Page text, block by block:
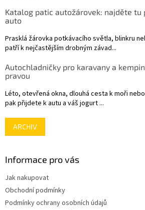
Katalog patic autožárovek: najděte tu
auto
Prasklá žárovka potkávacího světla, blinkru
patří k nejčastějším drobným závad...
Autochladničky pro karavany a
pravou
Léto, otevřená okna, dlouhá cesta k moři
pak přijdete k autu a váš jogurt ...
ARCHIV
Informace pro vás
Jak nakupovat
Obchodní podmínky
Podmínky ochrany osobních údajů